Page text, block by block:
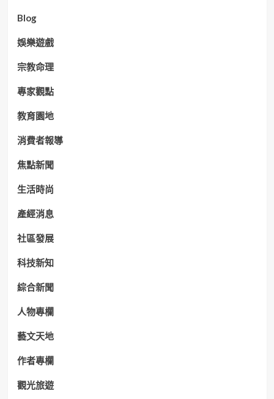
Blog
娛樂遊戲
宗教命理
專家觀點
教育園地
消費者報導
焦點新聞
生活時尚
產經消息
社區發展
科技新知
綜合新聞
人物專欄
藝文天地
作者專欄
觀光旅遊